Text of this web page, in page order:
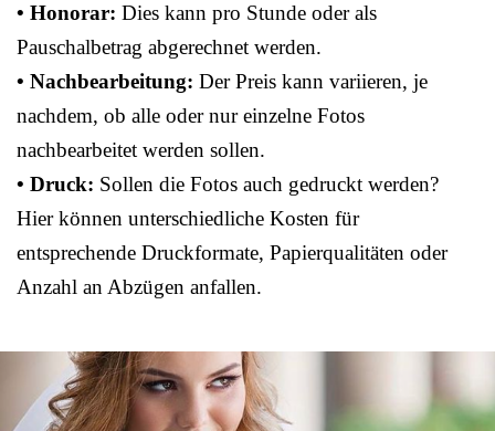
• Honorar: Dies kann pro Stunde oder als
Pauschalbetrag abgerechnet werden.
• Nachbearbeitung: Der Preis kann variieren, je
nachdem, ob alle oder nur einzelne Fotos
nachbearbeitet werden sollen.
• Druck: Sollen die Fotos auch gedruckt werden?
Hier können unterschiedliche Kosten für
entsprechende Druckformate, Papierqualitäten oder
Anzahl an Abzügen anfallen.